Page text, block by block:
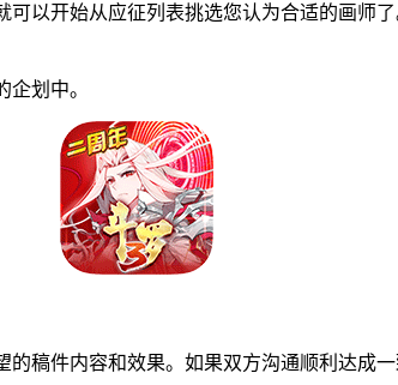
开始从应征列表挑选您认为合适的画师
划中。
件内容和效果。如果双方沟通顺利达成一